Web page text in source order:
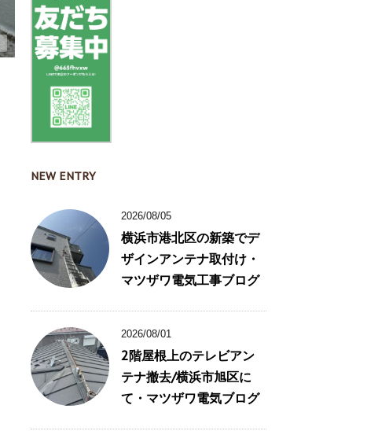
NEW ENTRY
2026/08/05
横浜市港北区の新築でデ
ザインアンテナ取付け・
マツザワ電気工事ブログ
2026/08/01
2階屋根上のテレビアン
テナ撤去/横浜市旭区に
て・マツザワ電気ブログ